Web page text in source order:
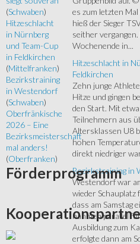
es zum letzten
hieß der Sieger
seither
Wochenende in...
Hitzeschlacht in
Feldkirchen
Zehn junge
Hitze und gingen
den Start. Mit
Teilnehmern aus
Altersklassen U8
hohen
direkt niedriger
Bezirkstraining in
Westendorf war
wieder Schauplatz
dass am Samstag
nahmen parallel
Ausbildung zum
erfolgte dann am
(Schwaben)
Hitzeschlacht
in Nürnberg
und Team-Cup
in Feldkirchen
(Mittelfranken)
Bezirkstraining
in Westendorf
(Schwaben)
Oberfränkische
2026 – Eine
Bezirksmeisterschaft
mal anders!
(Oberfranken)
Förderprogramm